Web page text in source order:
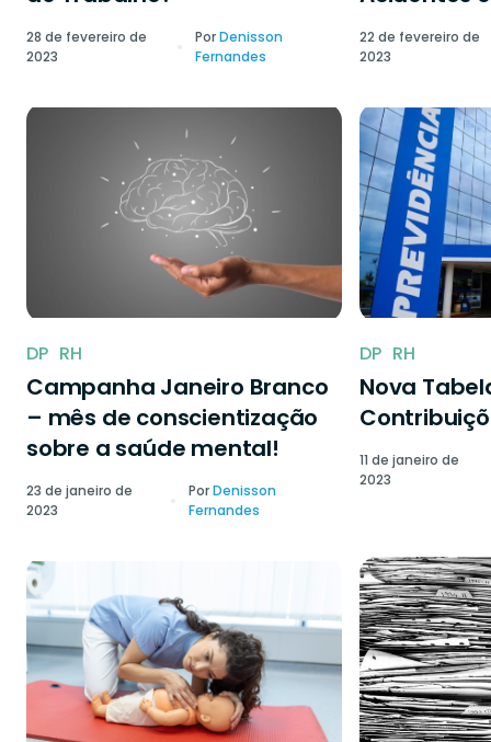
28 de fevereiro de
2023
PorDenisson
Fernandes
22 de fevereiro de
2023
DP RH
Campanha Janeiro Branco
– mês de conscientização
sobre a saúde mental!
23 de janeiro de
2023
PorDenisson
Fernandes
DP RH
Nova
11 de janeiro de
2023